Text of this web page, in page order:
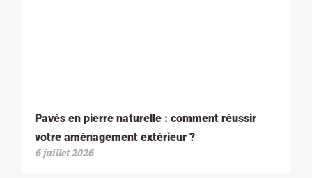
Pavés en pierre naturelle : comment réussir
votre aménagement extérieur ?
6 juillet 2026